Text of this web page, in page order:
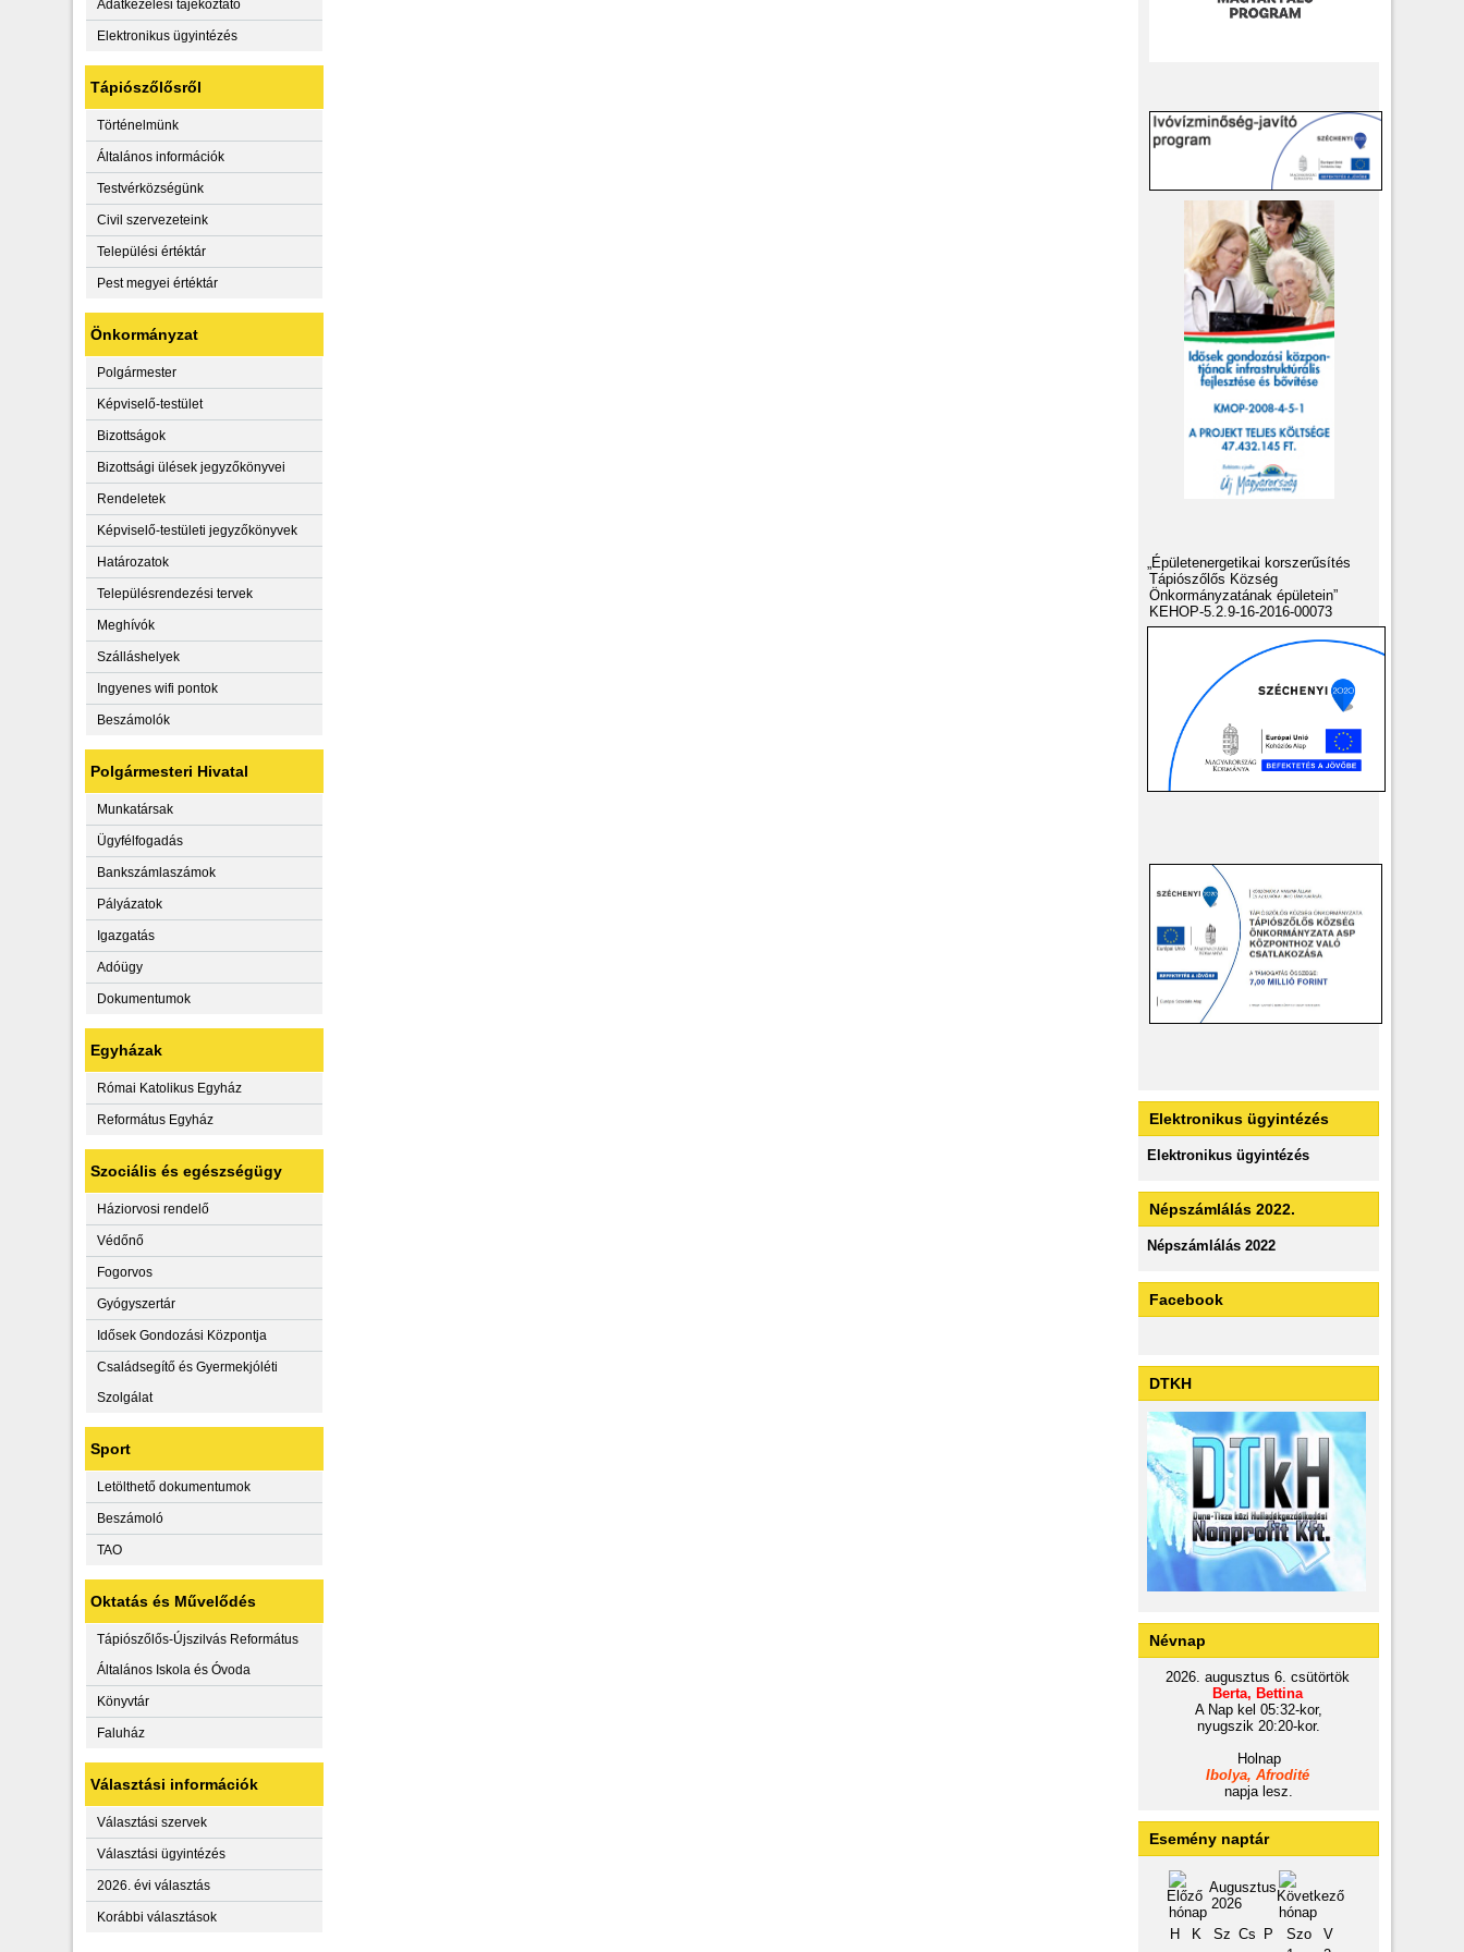
Adatkezelési tájékoztató
Elektronikus ügyintézés
Tápiószőlősről
Történelmünk
Általános információk
Testvérközségünk
Civil szervezeteink
Települési értéktár
Pest megyei értéktár
Önkormányzat
Polgármester
Képviselő-testület
Bizottságok
Bizottsági ülések jegyzőkönyvei
Rendeletek
Képviselő-testületi jegyzőkönyvek
Határozatok
Településrendezési tervek
Meghívók
Szálláshelyek
Ingyenes wifi pontok
Beszámolók
Polgármesteri Hivatal
Munkatársak
Ügyfélfogadás
Bankszámlaszámok
Pályázatok
Igazgatás
Adóügy
Dokumentumok
Egyházak
Római Katolikus Egyház
Református Egyház
Szociális és egészségügy
Háziorvosi rendelő
Védőnő
Fogorvos
Gyógyszertár
Idősek Gondozási Központja
Családsegítő és Gyermekjóléti
Szolgálat
Sport
Letölthető dokumentumok
Beszámoló
TAO
Oktatás és Művelődés
Tápiószőlős-Újszilvás Református
Általános Iskola és Óvoda
Könyvtár
Faluház
Választási információk
Választási szervek
Választási ügyintézés
2026. évi választás
Korábbi választások
„Épületenergetikai korszerűsítés
Tápiószőlős Község
Önkormányzatának épületein”
KEHOP-5.2.9-16-2016-00073
Elektronikus ügyintézés
Elektronikus ügyintézés
Népszámlálás 2022.
Népszámlálás 2022
Facebook
DTKH
Névnap
2026. augusztus 6. csütörtök
Berta, Bettina
A Nap kel 05:32-kor,
nyugszik 20:20-kor.
Holnap
Ibolya, Afrodité
napja lesz.
Esemény naptár
Augusztus
2026
H
K Sz Cs P Szo
V